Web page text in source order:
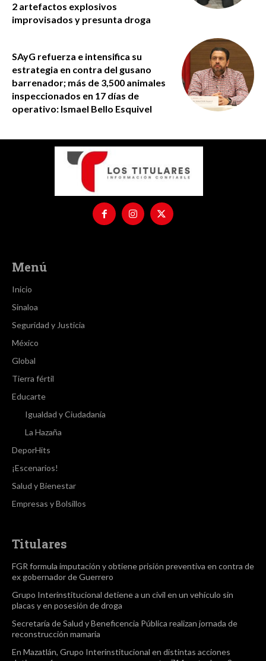
2 artefactos explosivos
improvisados y presunta droga
SAyG refuerza e intensifica su
estrategia en contra del gusano
barrenador; más de 3,500 animales
inspeccionados en 17 días de
operativo: Ismael Bello Esquivel
Menú
Inicio
Sinaloa
Seguridad y Justicia
México
Global
Tierra fértil
Educarte
Igualdad y Ciudadanía
La Hazaña
DeporHits
¡Escenarios!
Salud y Bienestar
Empresas y Bolsillos
Titulares
FGR formula imputación y obtiene prisión preventiva en contra de
ex gobernador de Guerrero
Grupo Interinstitucional detiene a un civil en un vehículo sin
placas y en posesión de droga
Secretaría de Salud y Beneficencia Pública realizan jornada de
reconstrucción mamaria
En Mazatlán, Grupo Interinstitucional en distintas acciones